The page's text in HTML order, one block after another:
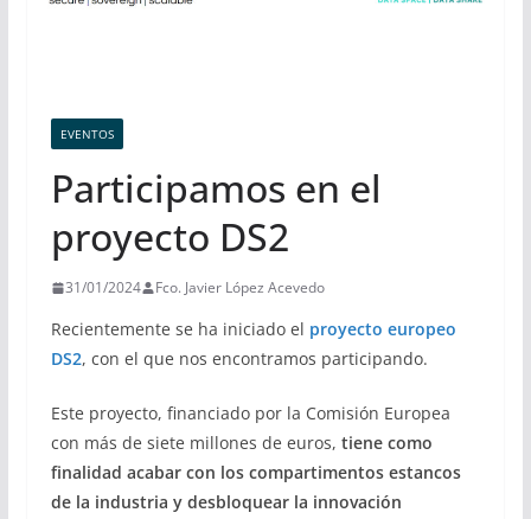
EVENTOS
Participamos en el
proyecto DS2
31/01/2024 Fco. Javier López Acevedo
Recientemente se ha iniciado el proyecto europeo
DS2, con el que nos encontramos participando.
Este proyecto, financiado por la Comisión Europea
con más de siete millones de euros, tiene como
finalidad acabar con los compartimentos estancos
de la industria y desbloquear la innovación